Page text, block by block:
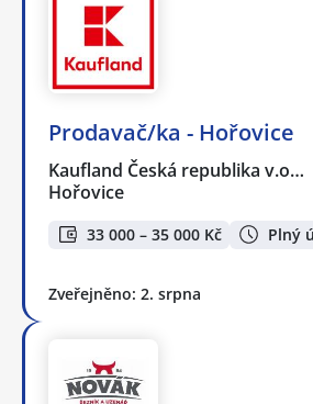
Prodavač/ka - Hořovice
Kaufland Česká republika v.o…
Hořovice
33 000 – 35 000 Kč Plný
Zveřejněno: 2. srpna